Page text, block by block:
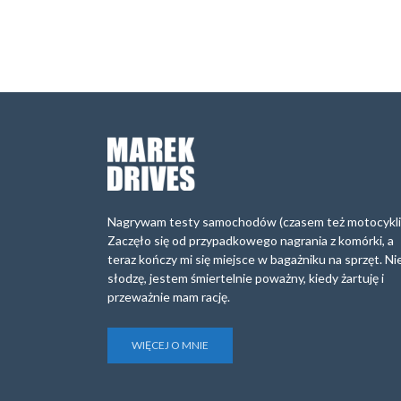
Nagrywam testy samochodów (czasem też
Zaczęło się od przypadkowego nagrania z komórki, a
teraz kończy mi się miejsce w bagażniku na sprzęt.
słodzę, jestem śmiertelnie poważny, kiedy żartuję i
przeważnie mam rację.
WIĘCEJ O MNIE